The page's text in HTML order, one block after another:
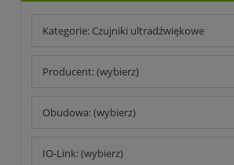
Kategorie: Czujniki ultradźwiękowe
Producent: (wybierz)
Obudowa: (wybierz)
IO-Link: (wybierz)